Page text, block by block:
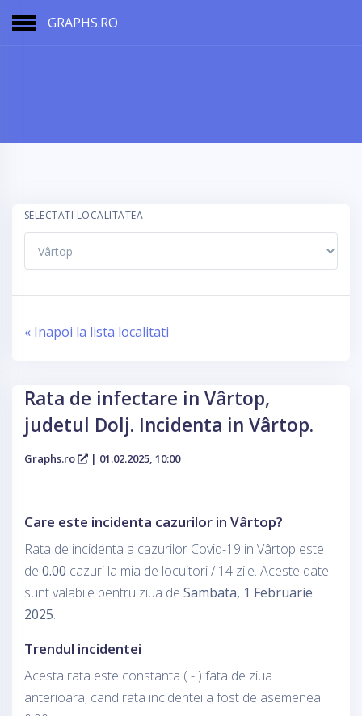
GRAPHS.RO
SELECTATI LOCALITATEA
« Inapoi la lista localitati
Rata de infectare in Vârtop,
judetul Dolj. Incidenta in Vârtop.
Graphs.ro | 01.02.2025, 10:00
Care este incidenta cazurilor in Vârtop?
Rata de incidenta a cazurilor Covid-19 in Vârtop este
de 0.00 cazuri la mia de locuitori / 14 zile. Aceste date
sunt valabile pentru ziua de Sambata, 1 Februarie
2025.
Trendul incidentei
Acesta rata este constanta ( - ) fata de ziua
anterioara, cand rata incidentei a fost de asemenea